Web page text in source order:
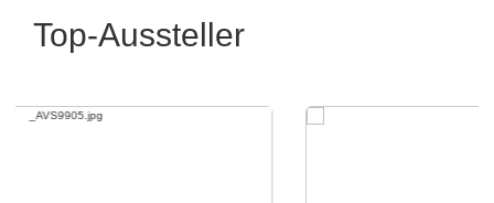
Top-Aussteller